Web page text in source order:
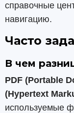
справочные
навигацию.
Часто
В чем
PDF (Portable
(Hypertext
используемые